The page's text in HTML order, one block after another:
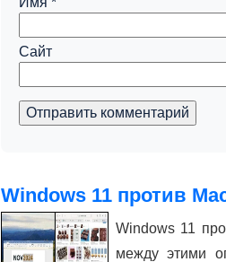
Сайт
Отправить комментарий
Windows 11 против
Windows 11
между этими